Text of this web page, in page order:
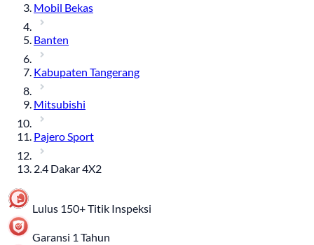
Mobil Bekas
Banten
Kabupaten Tangerang
Mitsubishi
Pajero Sport
2.4 Dakar 4X2
Lulus 150+ Titik Inspeksi
Garansi 1 Tahun